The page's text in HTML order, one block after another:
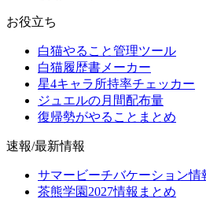
お役立ち
白猫やること管理ツール
白猫履歴書メーカー
星4キャラ所持率チェッカー
ジュエルの月間配布量
復帰勢がやることまとめ
速報/最新情報
サマービーチバケーション情
茶熊学園2027情報まとめ